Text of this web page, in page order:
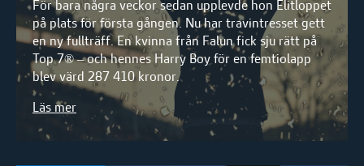
För bara några veckor sedan upplevde hon Elitloppet
på plats för första gången. Nu har travintresset gett
en ny fullträff. En kvinna från Falun fick sju rätt på
Top 7® – och hennes Harry Boy för en femtiolapp
blev värd 287 410 kronor.
Läs mer